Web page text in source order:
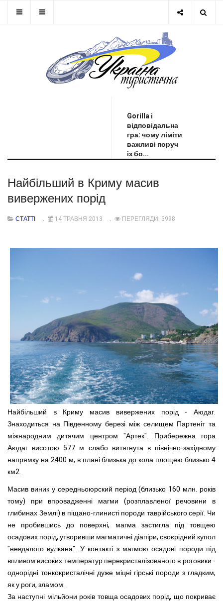
Gorilla і
відповідальна
гра: чому ліміти
важливі поруч
із бо...
Найбільший в Криму масив
вивержених порід
СТАТТІ 14 ТРАВНЯ 2013 ПЕРЕГЛЯДИ: 5998
Найбільший в Криму масив вивержених порід - Аюдаг.
Знаходиться на Південному березі між селищем Партеніт та
міжнародним дитячим центром "Артек". Прибережна гора
Аюдаг висотою 577 м слабо витягнута в північно-західному
напрямку на 2400 м, в плані близька до кола площею близько 4
км2.
Масив виник у середньоюрский період (близько 160 млн. років
тому) при впровадженні магми (розплавленої речовини в
глибинах Землі) в піщано-глинисті породи таврійського серії. Чи
не пробившись до поверхні, магма застигла під товщею
осадових порід, утворивши магматичні діапіри, своєрідний купол
"невдалого вулкана". У контакті з магмою осадові породи під
впливом високих температур перекристалізованого в роговики -
однорідні тонкокристалічні дуже міцні гірські породи з гладким,
як у роги, зламом.
За наступні мільйони років товща осадових порід, що покриває